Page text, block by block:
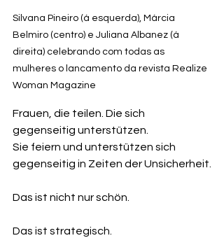
Silvana Pineiro (á esquerda), Márcia
Belmiro (centro) e Juliana Albanez (á
direita) celebrando com todas as
mulheres o lancamento da revista Realize
Woman Magazine
Frauen, die teilen. Die sich
gegenseitig unterstützen.
Sie feiern und unterstützen sich
gegenseitig in Zeiten der Unsicherheit.
Das ist nicht nur schön.
Das ist strategisch.